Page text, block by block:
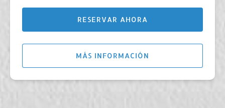
RESERVAR AHORA
MÁS INFORMACIÓN